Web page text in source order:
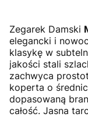
Zegarek Damski
elegancki i
klasykę w
jakości stali
zachwyca
koperta o
dopasowaną
całość. Jasna